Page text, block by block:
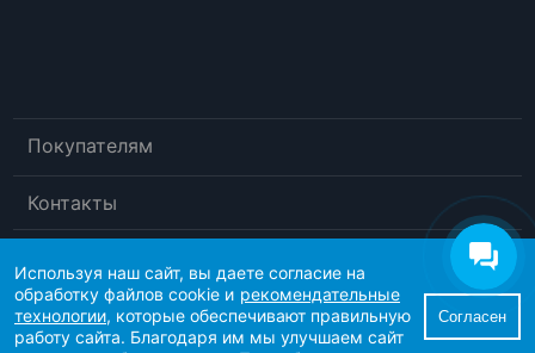
Покупателям
Контакты
Используя наш сайт, вы даете согласие на
обработку файлов cookie и рекомендательные
технологии, которые обеспечивают правильную
работу сайта. Благодаря им мы улучшаем сайт
Согласен